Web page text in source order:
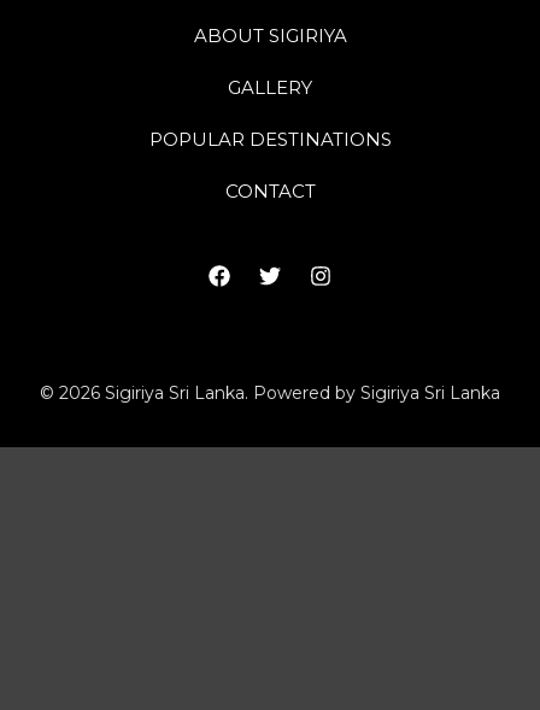
ABOUT SIGIRIYA
GALLERY
POPULAR DESTINATIONS
CONTACT
© 2026 Sigiriya Sri Lanka. Powered by Sigiriya Sri Lanka